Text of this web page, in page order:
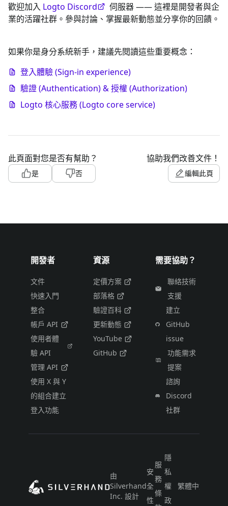
歡迎加入 Logto Discord
伺服器 —— 這裡是開發者與企
業的活躍社群。參與討論、掌握最新動態並分享你的回饋。
如果你是身分系統新手，建議先閱讀這些重要概念：
登入體驗 (Sign-in experience)
驗證 (Authentication) & 授權 (Authorization)
Logto 核心服務 (Logto core service)
此頁面對您是否有幫助？
是 否
協助我們改善文件！
編輯此頁
開發者
文件
快速入門
整合
帳戶 API
使用者體
驗 API
管理 API
使用 X 與 Y
的組合建立
登入功能
資源
定價方案
部落格
驗證百科
更新動態
YouTube
GitHub
需要協助？
聯絡技術
支援
建立
GitHub
issue
功能需求
提案
諮詢
Discord
社群
由
Silverhand
Inc. 設計
安
全
性
服
務
條
隱
私
權
政
繁體中文（台